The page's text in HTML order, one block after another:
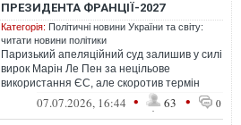
ПРЕЗИДЕНТА ФРАНЦІЇ-2027
Категорія: Політичні новини України та світу:
читати новини політики
Паризький апеляційний суд залишив у силі
вирок Марін Ле Пен за нецільове
використання ЄС, але скоротив термін
заборони на участь у виборах на виборні ...
07.07.2026, 16:44 • 63 • 0